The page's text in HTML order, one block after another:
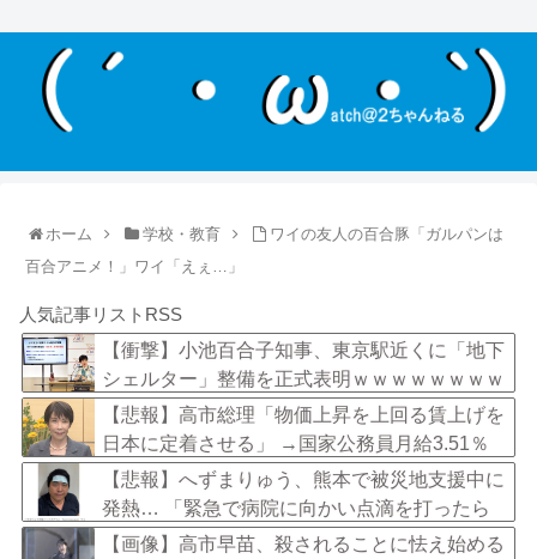
ホーム 学校・教育
ワイの友人の百合豚「ガルパンは
百合アニメ！」ワイ「えぇ…」
人気記事リストRSS
【衝撃】小池百合子知事、東京駅近くに「地下
シェルター」整備を正式表明ｗｗｗｗｗｗｗｗ
ｗ
【悲報】高市総理「物価上昇を上回る賃上げを
日本に定着させる」 →国家公務員月給3.51％
増へ 地方公務員も追随する見通し
【悲報】へずまりゅう、熊本で被災地支援中に
発熱… 「緊急で病院に向かい点滴を打ったら
楽に」 回復を報告
【画像】高市早苗、殺されることに怯え始める